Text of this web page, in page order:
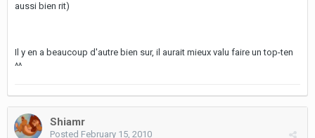
aussi bien rit)
Il y en a beaucoup d'autre bien sur, il aurait mieux valu faire un top-ten
^^
Shiamr
Posted February 15, 2010